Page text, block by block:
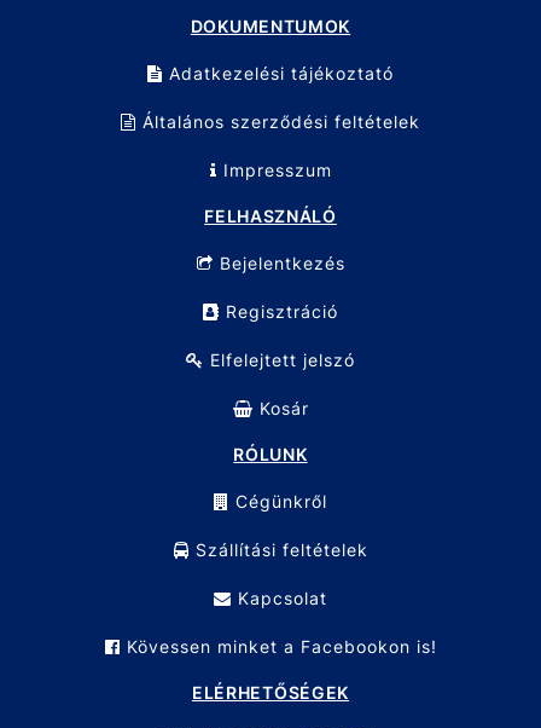
DOKUMENTUMOK
Adatkezelési tájékoztató
Általános szerződési feltételek
Impresszum
FELHASZNÁLÓ
Bejelentkezés
Regisztráció
Elfelejtett jelszó
Kosár
RÓLUNK
Cégünkről
Szállítási feltételek
Kapcsolat
Kövessen minket a Facebookon is!
ELÉRHETŐSÉGEK